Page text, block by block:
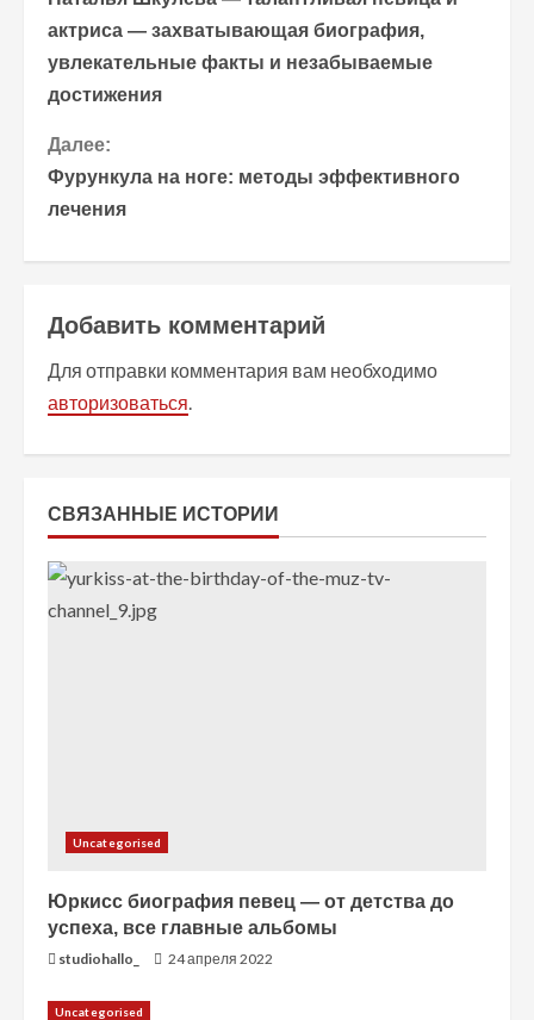
р
о
о
л
ж
и
т
ь
т
е
н
актриса — захватывающая биография,
увлекательные факты и незабываемые
достижения
Далее:
Фурункула на ноге: методы эффективного
лечения
Добавить комментарий
Для отправки комментария вам необходимо
авторизоваться.
СВЯЗАННЫЕ ИСТОРИИ
Uncategorised
Юркисс биография певец — от детства до
успеха, все главные альбомы
studiohallo_ 24 апреля 2022
Uncategorised